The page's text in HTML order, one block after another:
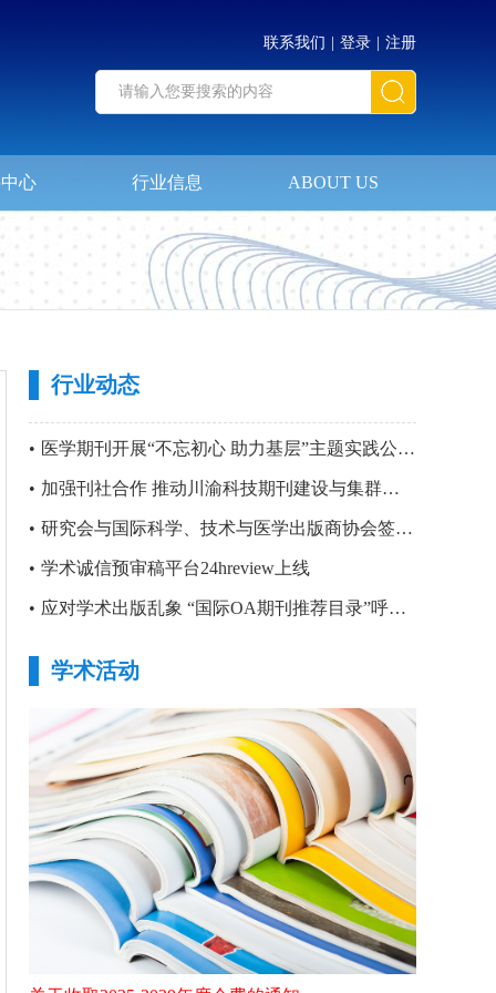
联系我们 登录 注册
心 行业信息 ABOUT US
行业动态
• 医学期刊开展“不忘初心 助力基层”主题实践公益活动暨 第四站“只要主义真 明翰故里行”党建活动
• 加强刊社合作 推动川渝科技期刊建设与集群化发展
• 研究会与国际科学、技术与医学出版商协会签署合作备忘录
• 学术诚信预审稿平台24hreview上线
• 应对学术出版乱象 “国际OA期刊推荐目录”呼之欲出
学术活动